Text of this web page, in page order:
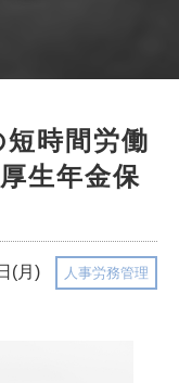
時間労働
生年金保
(月) 人事労務管理